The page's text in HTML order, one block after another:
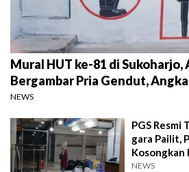
Mural HUT ke-81 di Sukoharjo,
Bergambar Pria Gendut,
NEWS
PGS Resmi
gara Pailit,
Kosongkan
NEWS